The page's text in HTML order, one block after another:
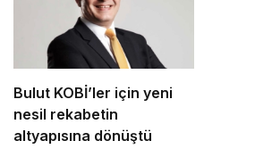
Bulut KOBİ’ler için yeni
nesil rekabetin
altyapısına dönüştü